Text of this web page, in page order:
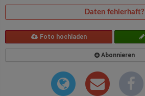
Daten fehlerhaft?
Foto hochladen
Abonnieren
o
n